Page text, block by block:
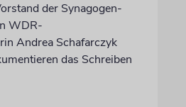
der Synagogen-
WDR-
Andrea Schafarczyk
das Schreiben